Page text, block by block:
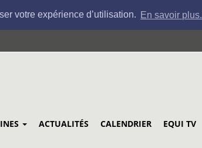
votre expérience d’utilisation. En savoir plus.
ACTUALITÉS CALENDRIER EQUI TV